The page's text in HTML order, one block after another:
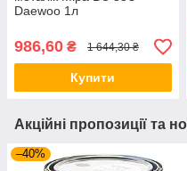
Daewoo 1л
986,60 ₴ 1 644,30 ₴
Купити
Акційні пропозиції та
–40%